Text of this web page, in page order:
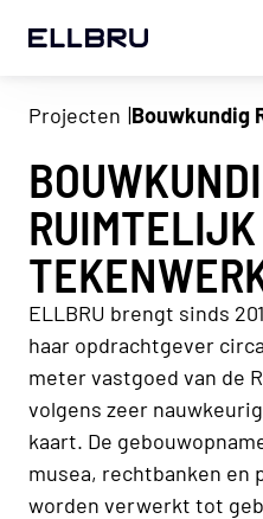
ELLBRU
Projecten Bouwkundig
RUIMTELIJK
ELLBRU brengt sinds
haar opdrachtgever
meter vastgoed van de
volgens zeer
kaart. De
musea, rechtbanken
worden verwerkt tot